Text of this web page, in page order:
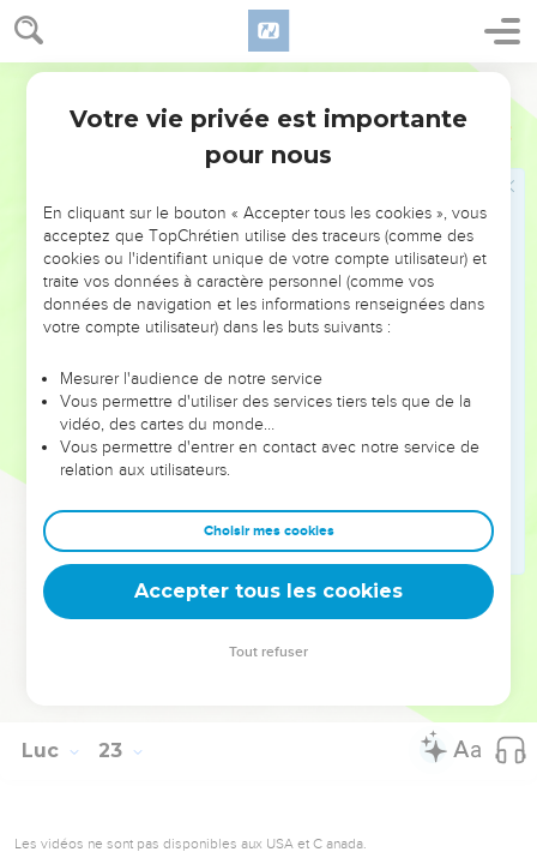
22
Jésus insulté et battu
Les hommes qui gardaient Jésus se moquaient de lui et le
frappaient.
Ils lui mirent un voile sur le visage et ils l'interrogeaient en
disant : « Devine qui t'a frappé ! »
Jésus devant le Conseil supérieur
Au lever du jour, le collège des anciens du peuple, les
chefs des prêtres et les spécialistes de la loi se
Ils dirent : « Si tu es le Messie, dis-le-nous. » Jésus leur
répondit : « Si je vous le dis, vous ne le croirez pas,
et si je vous interroge, vous ne [me] répondrez pas [et
vous ne me relâcherez pas non plus].
Désormais le Fils de l'homme sera assis à la droite du Dieu
tout-puissant. »
Tous dirent : « Tu es donc le Fils de Dieu ? » Il leur
répondit : « Vous le dites, je le suis. »
Alors ils dirent : « Qu'avons-nous encore besoin de
Luc 23
Les vidéos ne sont pas disponibles aux USA et C anada.
Votre vie privée est importante
pour nous
En cliquant sur le bouton « Accepter tous les cookies », vous
acceptez que TopChrétien utilise des traceurs (comme des
cookies ou l'identifiant unique de votre compte utilisateur) et
traite vos données à caractère personnel (comme vos
données de navigation et les informations renseignées dans
votre compte utilisateur) dans les buts suivants :
Mesurer l'audience de notre service
Vous permettre d'utiliser des services tiers tels que de la
vidéo, des cartes du monde…
Vous permettre d'entrer en contact avec notre service de
relation aux utilisateurs.
Choisir mes cookies
Accepter tous les cookies
Tout refuser